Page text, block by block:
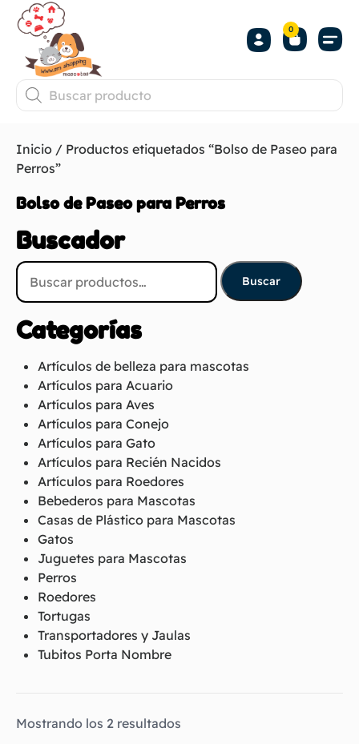
0
Inicio / Productos etiquetados “Bolso de Paseo para
Perros”
Bolso de Paseo para Perros
Buscador
Buscar
Categorías
Artículos de belleza para mascotas
Artículos para Acuario
Artículos para Aves
Artículos para Conejo
Artículos para Gato
Artículos para Recién Nacidos
Artículos para Roedores
Bebederos para Mascotas
Casas de Plástico para Mascotas
Gatos
Juguetes para Mascotas
Perros
Roedores
Tortugas
Transportadores y Jaulas
Tubitos Porta Nombre
Mostrando los 2 resultados